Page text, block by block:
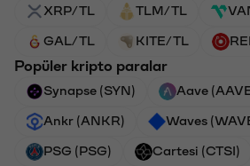
XRP/TL TLM/TL
GAL/TL KITE/TL
Popüler kripto paralar
Synapse (SYN) Aave
Ankr (ANKR) Waves
PSG (PSG) Cartesi (CTSI)